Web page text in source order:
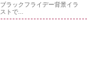
ブラックフライデー背景イラ
ストで...